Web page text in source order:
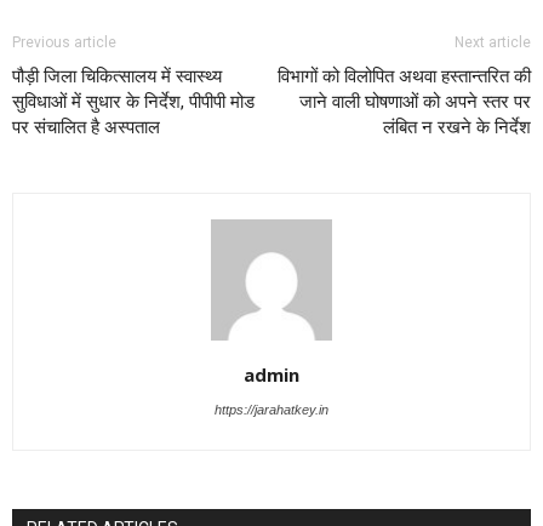
Previous article
पौड़ी जिला चिकित्सालय में स्वास्थ्य
सुविधाओं में सुधार के निर्देश, पीपीपी मोड
पर संचालित है अस्पताल
Next article
विभागों को विलोपित अथवा हस्तान्तरित की
जाने वाली घोषणाओं को अपने स्तर पर
लंबित न रखने के निर्देश
admin
https://jarahatkey.in